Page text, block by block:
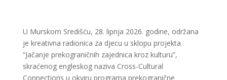
U Murskom Središću, 28. lipnja 2026. godine, održana
je kreativna radionica za djecu u sklopu projekta
“Jačanje prekograničnih zajednica kroz kulturu”,
skraćenog engleskog naziva Cross-Cultural
Connections u okviru programa prekogranične